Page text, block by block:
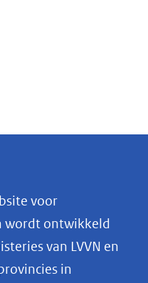
voor
wordt ontwikkeld
van LVVN en
in